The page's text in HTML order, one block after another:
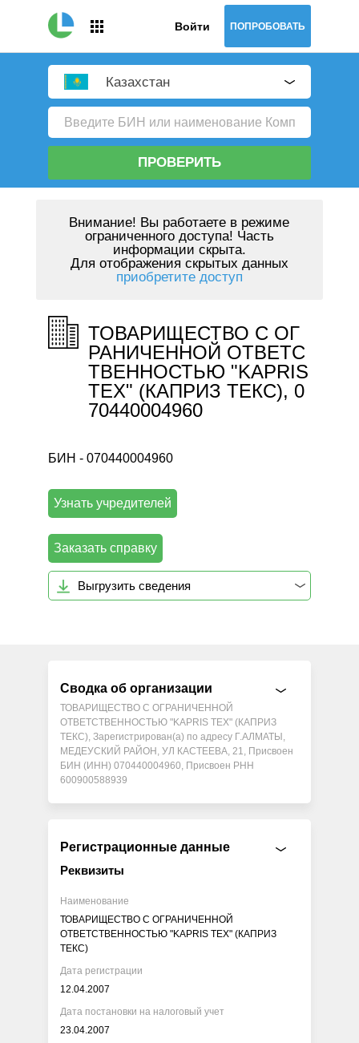
Войти ПОПРОБОВАТЬ
Казахстан
ПРОВЕРИТЬ
Внимание! Вы работаете в режиме
ограниченного доступа! Часть
информации скрыта.
Для отображения скрытых данных
приобретите доступ
ТОВАРИЩЕСТВО С ОГ
РАНИЧЕННОЙ ОТВЕТС
ТВЕННОСТЬЮ "KAPRIS
TEX" (КАПРИЗ ТЕКС), 0
70440004960
БИН - 070440004960
Узнать учредителей
Заказать справку
Выгрузить сведения
Сводка об организации
ТОВАРИЩЕСТВО С ОГРАНИЧЕННОЙ
ОТВЕТСТВЕННОСТЬЮ "KAPRIS TEX" (КАПРИЗ
ТЕКС), Зарегистрирован(а) по адресу Г.АЛМАТЫ,
МЕДЕУСКИЙ РАЙОН, УЛ КАСТЕЕВА, 21, Присвоен
БИН (ИНН) 070440004960, Присвоен РНН
600900588939
Регистрационные данные
Реквизиты
Наименование
ТОВАРИЩЕСТВО С ОГРАНИЧЕННОЙ
ОТВЕТСТВЕННОСТЬЮ "KAPRIS TEX" (КАПРИЗ
ТЕКС)
Дата регистрации
12.04.2007
Дата постановки на налоговый учет
23.04.2007